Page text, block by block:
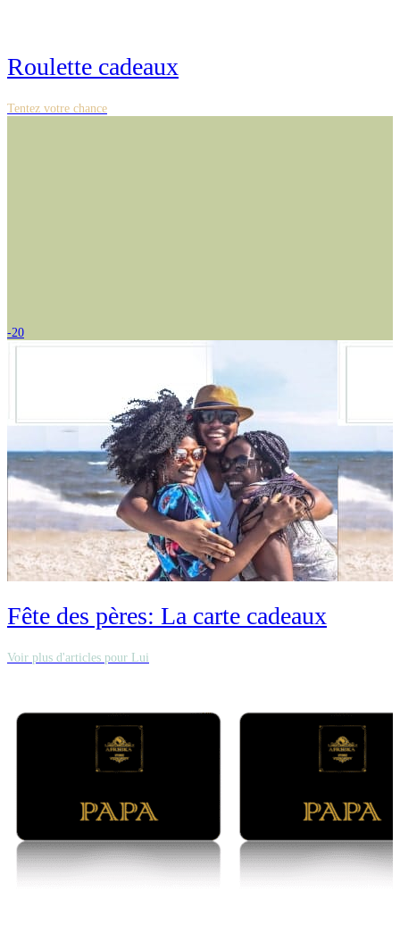
Roulette cadeaux
Tentez votre chance
-20
Fête des pères: La carte cadeaux
Voir plus d'articles pour Lui